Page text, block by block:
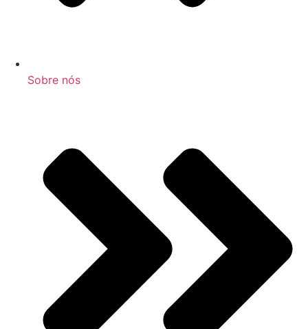
Sobre nós